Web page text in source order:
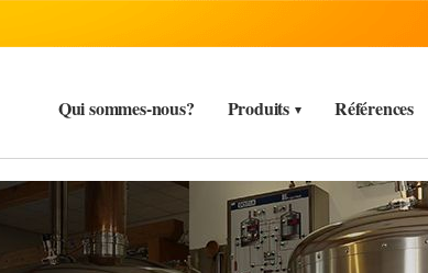
Qui sommes-nous? Produits Références